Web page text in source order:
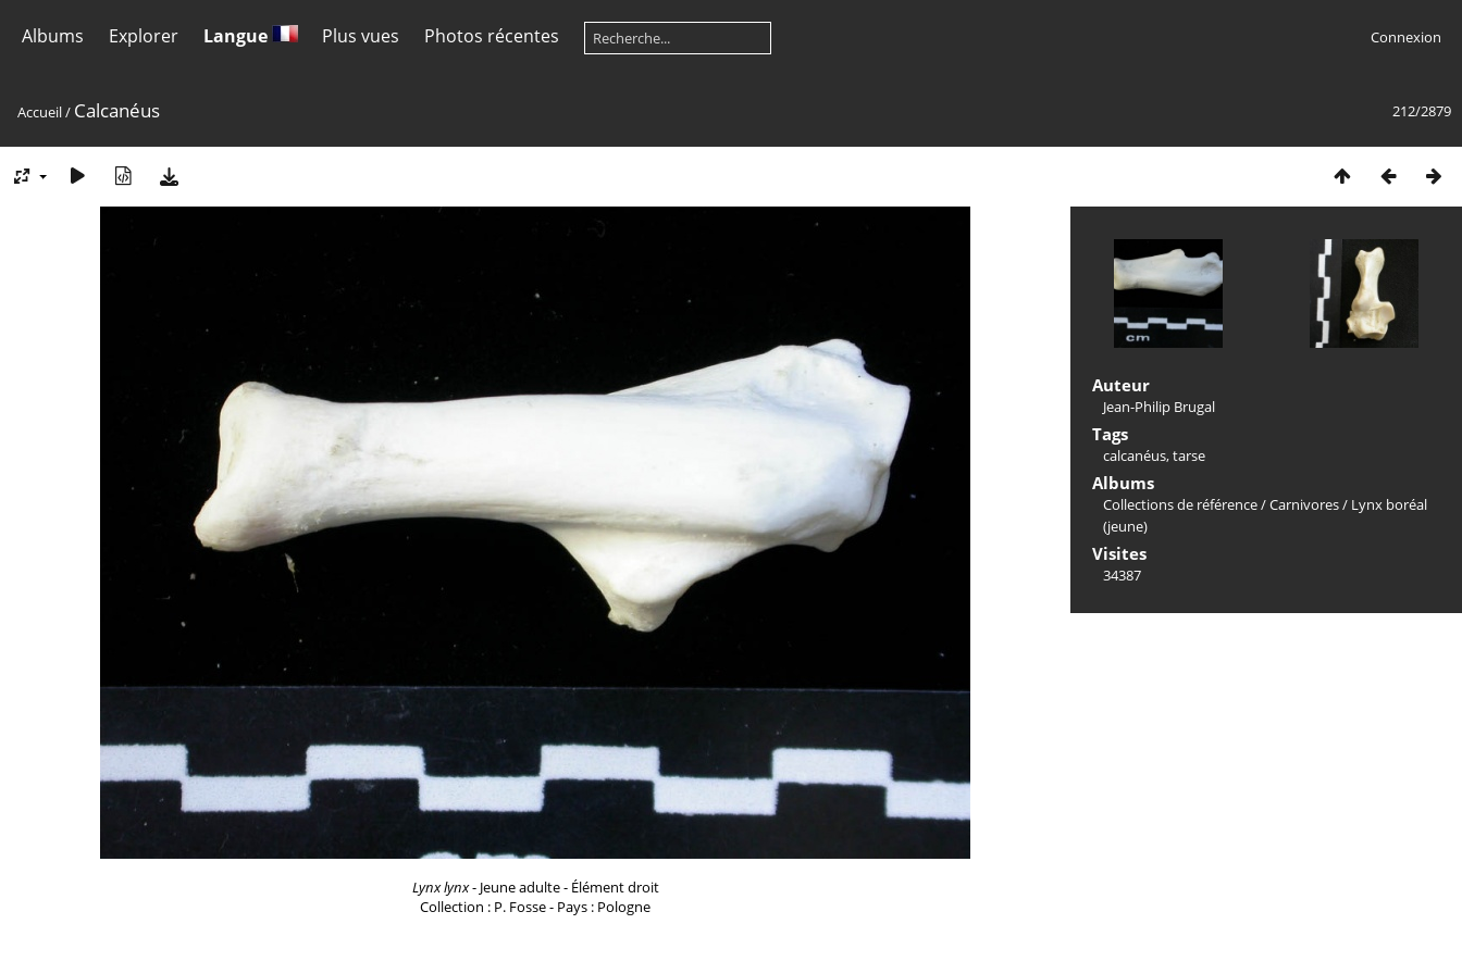
Albums Explorer Langue Plus vues Photos récentes Connexion
212/2879
Accueil/ Calcanéus
Lynx lynx- Jeune adulte - Élément droit
Collection : P. Fosse - Pays : Pologne
Auteur
Jean-Philip Brugal
Tags
calcanéus,tarse
Albums
Collections de référence/Carnivores/ Lynx boréal
(jeune)
Visites
34387